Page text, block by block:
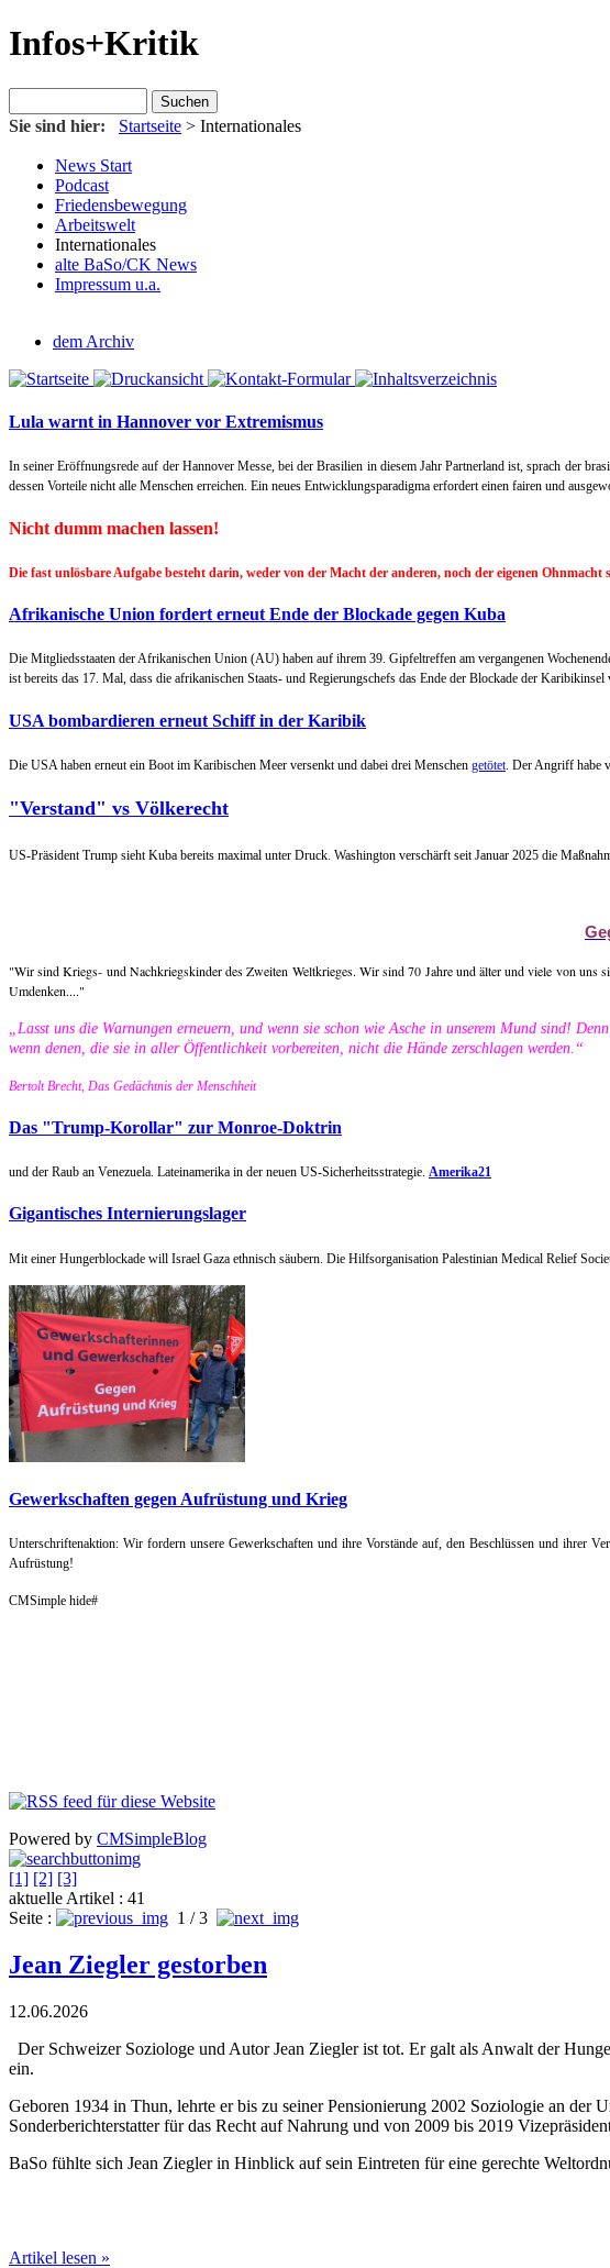
Infos+Kritik
Sie sind hier: Startseite > Internationales
News Start
Podcast
Friedensbewegung
Arbeitswelt
Internationales
alte BaSo/CK News
Impressum u.a.
dem Archiv
Lula warnt in Hannover vor Extremismus
In seiner Eröffnungsrede auf der Hannover Messe, bei der Brasilien in diesem Jahr Partnerland ist, sprach der
dessen Vorteile nicht alle Menschen erreichen. Ein neues Entwicklungsparadigma erfordert einen fairen und
Nicht dumm machen lassen!
Die fast unlösbare Aufgabe besteht darin, weder von der Macht der anderen, noch der eigenen
Afrikanische Union fordert erneut Ende der Blockade gegen Kuba
Die Mitgliedsstaaten der Afrikanischen Union (AU) haben auf ihrem 39. Gipfeltreffen am vergangenen
ist bereits das 17. Mal, dass die afrikanischen Staats- und Regierungschefs das Ende der Blockade der Karibikinsel
USA bombardieren erneut Schiff in der Karibik
Die USA haben erneut ein Boot im Karibischen Meer versenkt und dabei drei Menschen getötet. Der Angriff habe
"Verstand" vs Völkerecht
US-Präsident Trump sieht Kuba bereits maximal unter Druck. Washington verschärft seit Januar 2025 die
"Wir sind Kriegs- und Nachkriegskinder des Zweiten Weltkrieges. Wir sind 70 Jahre und älter und viele von
Umdenken...."
„Lasst uns die Warnungen erneuern, und wenn sie schon wie Asche in unserem Mund sind!
wenn denen, die sie in aller Öffentlichkeit vorbereiten, nicht die Hände zerschlagen werden.“
Bertolt Brecht, Das Gedächtnis der Menschheit
Das "Trump-Korollar" zur Monroe-Doktrin
und der Raub an Venezuela. Lateinamerika in der neuen US-Sicherheitsstrategie. Amerika21
Gigantisches Internierungslager
Mit einer Hungerblockade will Israel Gaza ethnisch säubern. Die Hilfsorganisation Palestinian Medical Relief
Gewerkschaften gegen Aufrüstung und Krieg
Unterschriftenaktion: Wir fordern unsere Gewerkschaften und ihre Vorstände auf, den Beschlüssen und ihrer
Aufrüstung!
CMSimple hide#
Powered by CMSimpleBlog
[1] [2] [3]
aktuelle Artikel : 41
Seite :
1 / 3
Jean Ziegler gestorben
12.06.2026
Der Schweizer Soziologe und Autor Jean Ziegler ist tot. Er galt als Anwalt der
ein.
Ge­boren 1934 in Thun, lehrte er bis zu seiner Pensionierung 2002 Soziologie an der
Sonderberichterstatter für das Recht auf Nahrung und von 2009 bis 2019
BaSo fühlte sich Jean Ziegler in Hinblick auf sein Eintreten für eine gerechte
Artikel lesen »